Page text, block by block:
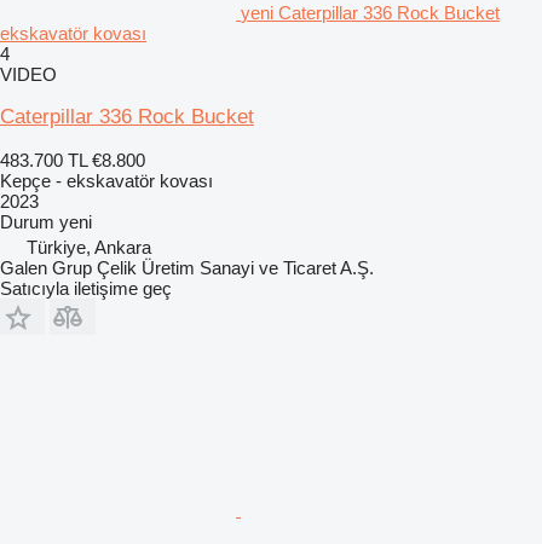
yeni Caterpillar 336 Rock Bucket
ekskavatör kovası
4
VIDEO
Caterpillar 336 Rock Bucket
483.700 TL €8.800
Kepçe - ekskavatör kovası
2023
Durum yeni
Türkiye, Ankara
Galen Grup Çelik Üretim Sanayi ve Ticaret A.Ş.
Satıcıyla iletişime geç